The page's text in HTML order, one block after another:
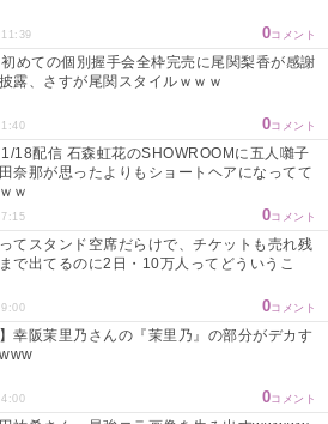
0コメント
初めての個別握手会全枠完売に尾関梨香が感謝
露、さすが尾関スタイルｗｗｗ
1:40 0コメント
1/18配信 石森虹花のSHOWROOMに五人囃子
奈那が思ったよりもショートヘアになってて
ｗ
7:15 0コメント
てスタンド空席だらけで、チケットも売れ残
で出てるのに2日・10万人ってどういうこ
9:00 0コメント
】幸阪茉里乃さんの『茉里乃』の部分がデカす
4:00 0コメント